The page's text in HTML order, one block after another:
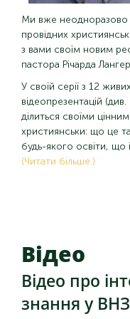
учням способами
їх. Освіта ніколи не
чи світогляду.
Зважаючи на те, що
християнських, ми
цінності, погляди на
домінувати в нашому
християнське
потужних формуючих
своєрідною рушійною
влияют на то, как
знания, а также как
отношения с другими
вашем учебном
сожалению, по причине
Ми вже неодноразово
провідних
з вами своїм новим
пастора Річарда
У своїй серії з 12
відеопрезентацій
ділиться своїми
християнськи: що це
будь-якого освіти,
(Читати більше.)
Відео
Відео про
знання у